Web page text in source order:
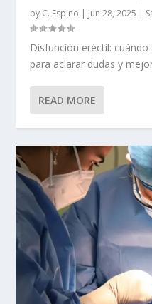
by C. Espino | Jun 28, 2025 |
Disfunción eréctil:
para aclarar dudas y
READ MORE